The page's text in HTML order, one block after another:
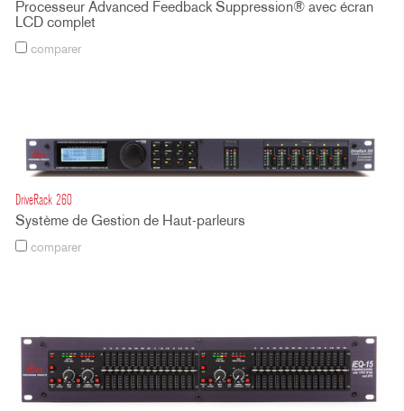
Processeur Advanced Feedback Suppression® avec écran
LCD complet
comparer
DriveRack 260
Système de Gestion de Haut-parleurs
comparer